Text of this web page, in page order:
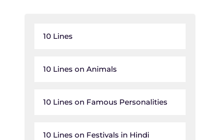
10 Lines
10 Lines on Animals
10 Lines on Famous Personalities
10 Lines on Festivals in Hindi